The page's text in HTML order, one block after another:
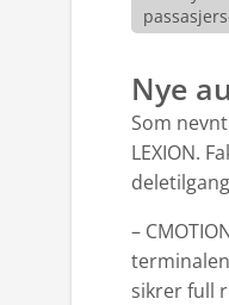
Nye
Som
LEXION.
–
sikrer full